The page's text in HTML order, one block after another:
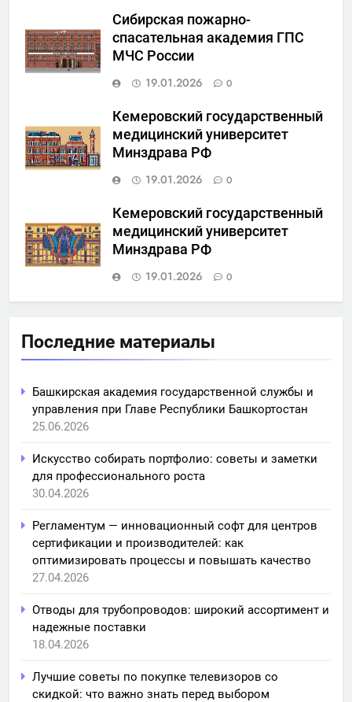
Сибирская пожарно-
спасательная академия ГПС
МЧС России
19.01.2026
0
Кемеровский государственный
медицинский университет
Минздрава РФ
19.01.2026
0
Кемеровский государственный
медицинский университет
Минздрава РФ
19.01.2026
0
Последние материалы
Башкирская академия государственной службы и
управления при Главе Республики Башкортостан
25.06.2026
Искусство собирать портфолио: советы и заметки
для профессионального роста
30.04.2026
Регламентум — инновационный софт для центров
сертификации и производителей: как
оптимизировать процессы и повышать качество
27.04.2026
Отводы для трубопроводов: широкий ассортимент и
надежные поставки
18.04.2026
Лучшие советы по покупке телевизоров со
скидкой: что важно знать перед выбором